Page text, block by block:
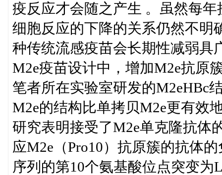
疫反应才会随之产生 。虽然每
细胞反应的下降的关系仍然不明
种传统流感疫苗会长期性减弱
M2e疫苗设计中，增加M2e抗原
笔者所在实验室研发的M2eHBc
M2e的结构比单拷贝M2e更有效
研究表明接受了M2e单克隆抗体
应M2e（Pro10）抗原簇的抗体
序列的第10个氨基酸位点突变为